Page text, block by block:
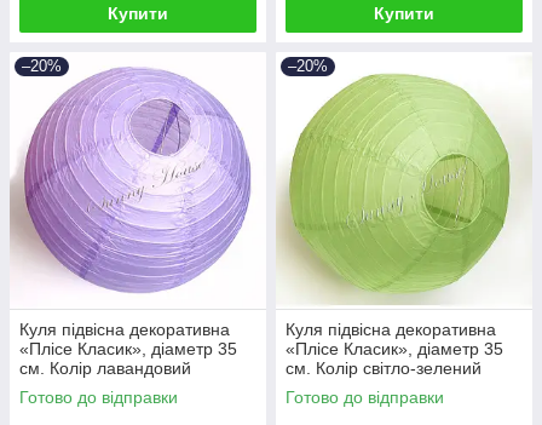
Купити Купити
–20%
Куля підвісна декоративна
«Плісе Класик», діаметр 35
см. Колір лавандовий
Готово до відправки
–20%
Куля підвісна декоративна
«Плісе Класик», діаметр 35
см. Колір світло-зелений
Готово до відправки